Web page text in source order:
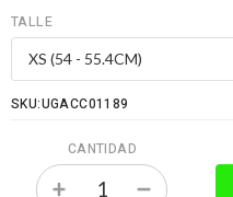
TALLE
SKU:UGACC01189
CANTIDAD